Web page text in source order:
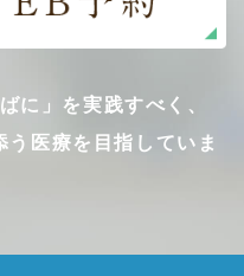
に」を実践すべく、
医療を目指していま